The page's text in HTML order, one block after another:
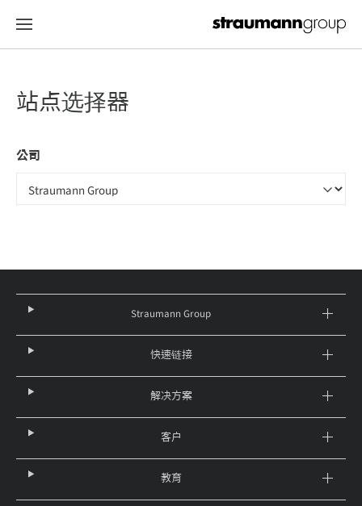
站点选择器
公司
Straumann Group
快速链接
解决方案
客户
教育